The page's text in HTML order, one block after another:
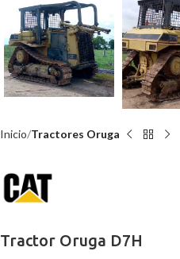
Inicio Tractores Oruga
Tractor Oruga D7H